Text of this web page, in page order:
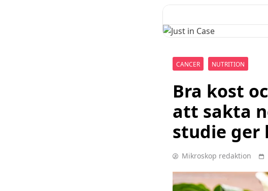
CANCER NUTRITION
Bra kost
att sakta
studie ger
Mikroskop redaktion